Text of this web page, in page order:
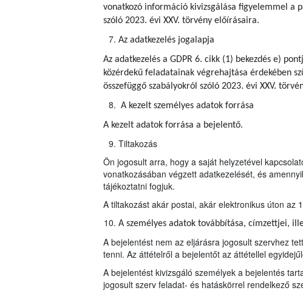
vonatkozó információ kivizsgálása figyelemmel a
szóló 2023. évi XXV. törvény előírásaira.
Az adatkezelés jogalapja
Az adatkezelés a GDPR 6. cikk (1) bekezdés e)
közérdekű feladatainak végrehajtása érdekében
összefüggő szabályokról szóló 2023. évi XXV.
A kezelt személyes adatok forrása
A kezelt adatok forrása a bejelentő.
Tiltakozás
Ön jogosult arra, hogy a saját helyzetével
vonatkozásában végzett adatkezelését, és
tájékoztatni fogjuk.
A tiltakozást akár postai, akár elektronikus úton az
A személyes adatok továbbítása, címzettjei,
A bejelentést nem az eljárásra jogosult szervhez
tenni. Az áttételről a bejelentőt az áttétellel
A bejelentést kivizsgáló személyek a bejelentés
jogosult szerv feladat- és hatáskörrel rendelkező